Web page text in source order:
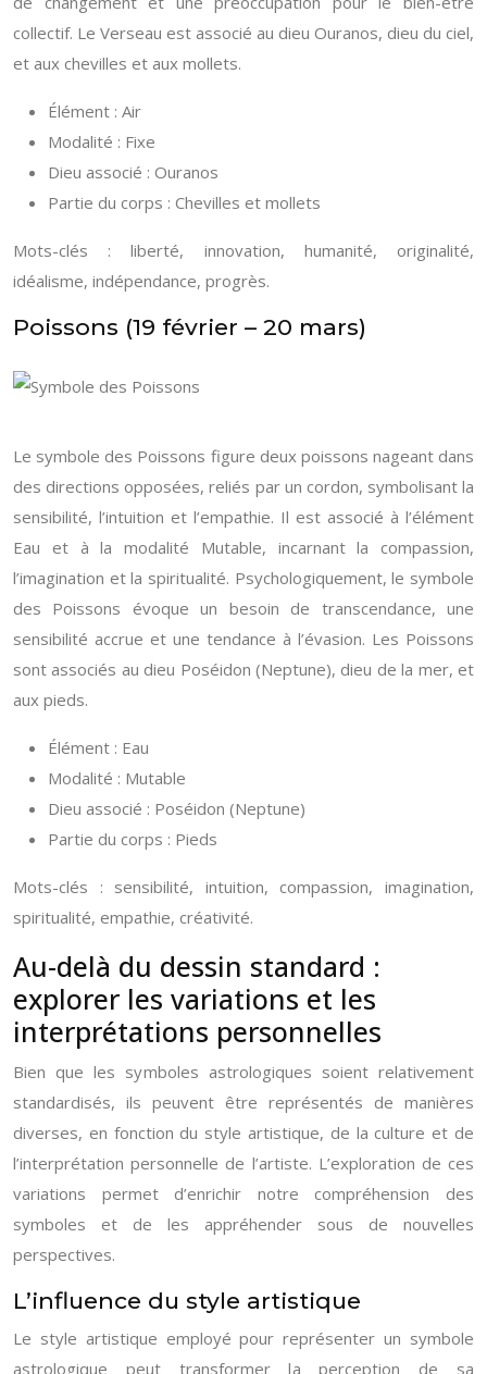
collectif. Le Verseau est associé au dieu Ouranos, dieu du ciel,
et aux chevilles et aux mollets.
Élément : Air
Modalité : Fixe
Dieu associé : Ouranos
Partie du corps : Chevilles et mollets
Mots-clés : liberté, innovation, humanité, originalité,
idéalisme, indépendance, progrès.
Poissons (19 février – 20 mars)
Le symbole des Poissons figure deux poissons nageant dans
des directions opposées, reliés par un cordon, symbolisant la
sensibilité, l’intuition et l’empathie. Il est associé à l’élément
Eau et à la modalité Mutable, incarnant la compassion,
l’imagination et la spiritualité. Psychologiquement, le symbole
des Poissons évoque un besoin de transcendance, une
sensibilité accrue et une tendance à l’évasion. Les Poissons
sont associés au dieu Poséidon (Neptune), dieu de la mer, et
aux pieds.
Élément : Eau
Modalité : Mutable
Dieu associé : Poséidon (Neptune)
Partie du corps : Pieds
Mots-clés : sensibilité, intuition, compassion, imagination,
spiritualité, empathie, créativité.
Au-delà du dessin standard :
explorer les variations et les
interprétations personnelles
Bien que les symboles astrologiques soient relativement
standardisés, ils peuvent être représentés de manières
diverses, en fonction du style artistique, de la culture et de
l’interprétation personnelle de l’artiste. L’exploration de ces
variations permet d’enrichir notre compréhension des
symboles et de les appréhender sous de nouvelles
perspectives.
L’influence du style artistique
Le style artistique employé pour représenter un symbole
astrologique peut transformer la perception de sa